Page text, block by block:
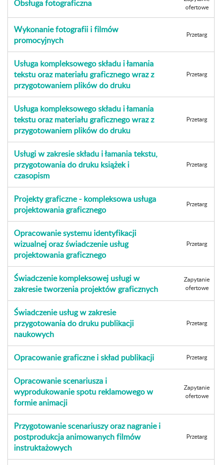
Obsługa fotograficzna
ofertowe
Wykonanie fotografii i filmów
promocyjnych
Przetarg
Usługa kompleksowego składu i łamania
tekstu oraz materiału graficznego wraz z
przygotowaniem plików do druku
Przetarg
Usługa kompleksowego składu i łamania
tekstu oraz materiału graficznego wraz z
przygotowaniem plików do druku
Przetarg
Usługi w zakresie składu i łamania tekstu,
przygotowania do druku książek i
czasopism
Przetarg
Projekty graficzne - kompleksowa usługa
projektowania graficznego
Przetarg
Opracowanie systemu identyfikacji
wizualnej oraz świadczenie usług
projektowania graficznego
Przetarg
Świadczenie kompleksowej usługi w
zakresie tworzenia projektów graficznych
Zapytanie
ofertowe
Świadczenie usług w zakresie
przygotowania do druku publikacji
naukowych
Przetarg
Opracowanie graficzne i skład publikacji Przetarg
Opracowanie scenariusza i
wyprodukowanie spotu reklamowego w
formie animacji
Zapytanie
ofertowe
Przygotowanie scenariuszy oraz nagranie i
postprodukcja animowanych filmów
instruktażowych
Przetarg